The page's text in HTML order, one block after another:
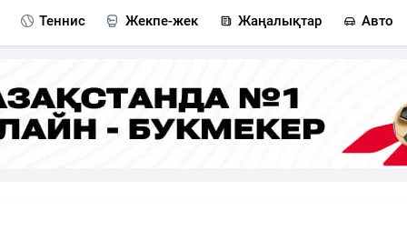
Теннис Жекпе-жек Жаңалықтар Авто